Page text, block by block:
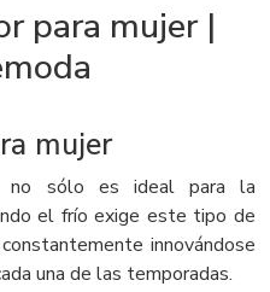
para mujer |
mujer
no sólo es ideal para la
el frío exige este tipo de
innovándose
una de las temporadas.